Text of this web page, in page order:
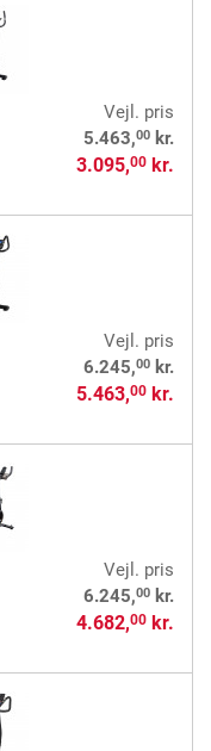
Vejl. pris
5.463,00kr.
3.095,00kr.
Vejl. pris
6.245,00kr.
5.463,00kr.
Vejl. pris
6.245,00kr.
4.682,00kr.